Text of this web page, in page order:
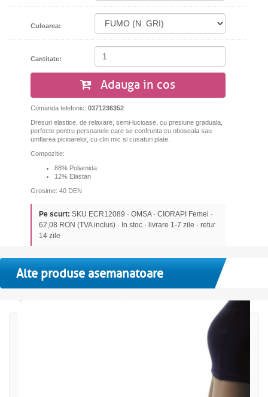
Culoarea:
Cantitate:
Adauga in cos
Comanda telefonic: 0371236352
Dresuri elastice, de relaxare, semi-lucioase, cu presiune graduala,
perfecte pentru persoanele care se confrunta cu oboseala sau
umflarea picioarelor, cu clin mic si cusaturi plate.
Compozitie:
88% Poliamida
12% Elastan
Grosime: 40 DEN
Pe scurt: SKU ECR12089 · OMSA · CIORAPI Femei ·
62,08 RON (TVA inclus) · In stoc · livrare 1-7 zile · retur
14 zile
Alte produse asemanatoare